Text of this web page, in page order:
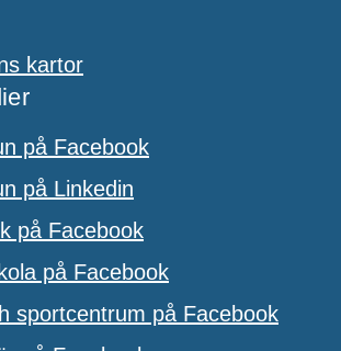
kartor
på Facebook
på Linkedin
på Facebook
på Facebook
sportcentrum på Facebook